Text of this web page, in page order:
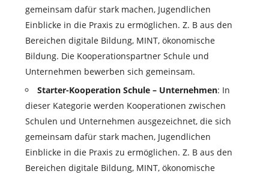
gemeinsam dafür stark machen, Jugendlichen
Einblicke in die Praxis zu ermöglichen. Z. B aus den
Bereichen digitale Bildung, MINT, ökonomische
Bildung. Die Kooperationspartner Schule und
Unternehmen bewerben sich gemeinsam.
Starter-Kooperation Schule – Unternehmen: In
dieser Kategorie werden Kooperationen zwischen
Schulen und Unternehmen ausgezeichnet, die sich
gemeinsam dafür stark machen, Jugendlichen
Einblicke in die Praxis zu ermöglichen. Z. B aus den
Bereichen digitale Bildung, MINT, ökonomische